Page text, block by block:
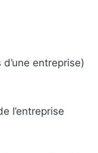
entreprise)
l’entreprise